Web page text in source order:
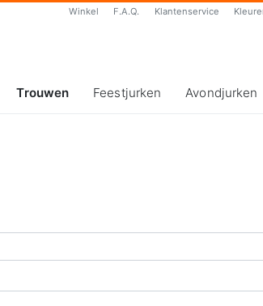
Winkel F.A.Q. Klantenservice
Trouwen Feestjurken Avondjurken